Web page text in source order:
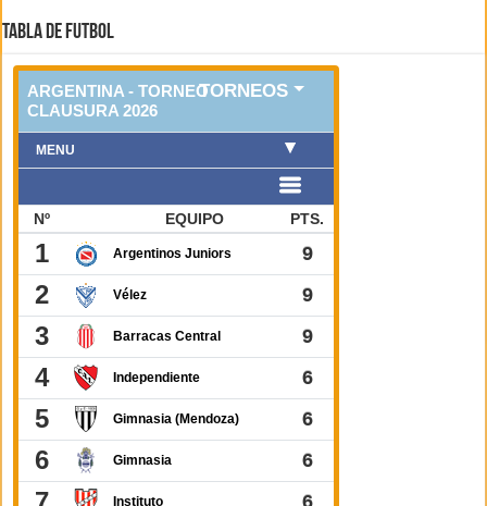
TABLA DE FUTBOL